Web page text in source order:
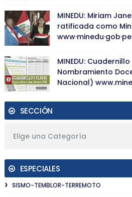
MINEDU: Miriam
ratificada como
www·minedu·gob·pe
MINEDU:
Nombramiento
Nacional)
SECCIÓN
Elige una Categoría
ESPECIALES
SISMO-TEMBLOR-TERREMOTO